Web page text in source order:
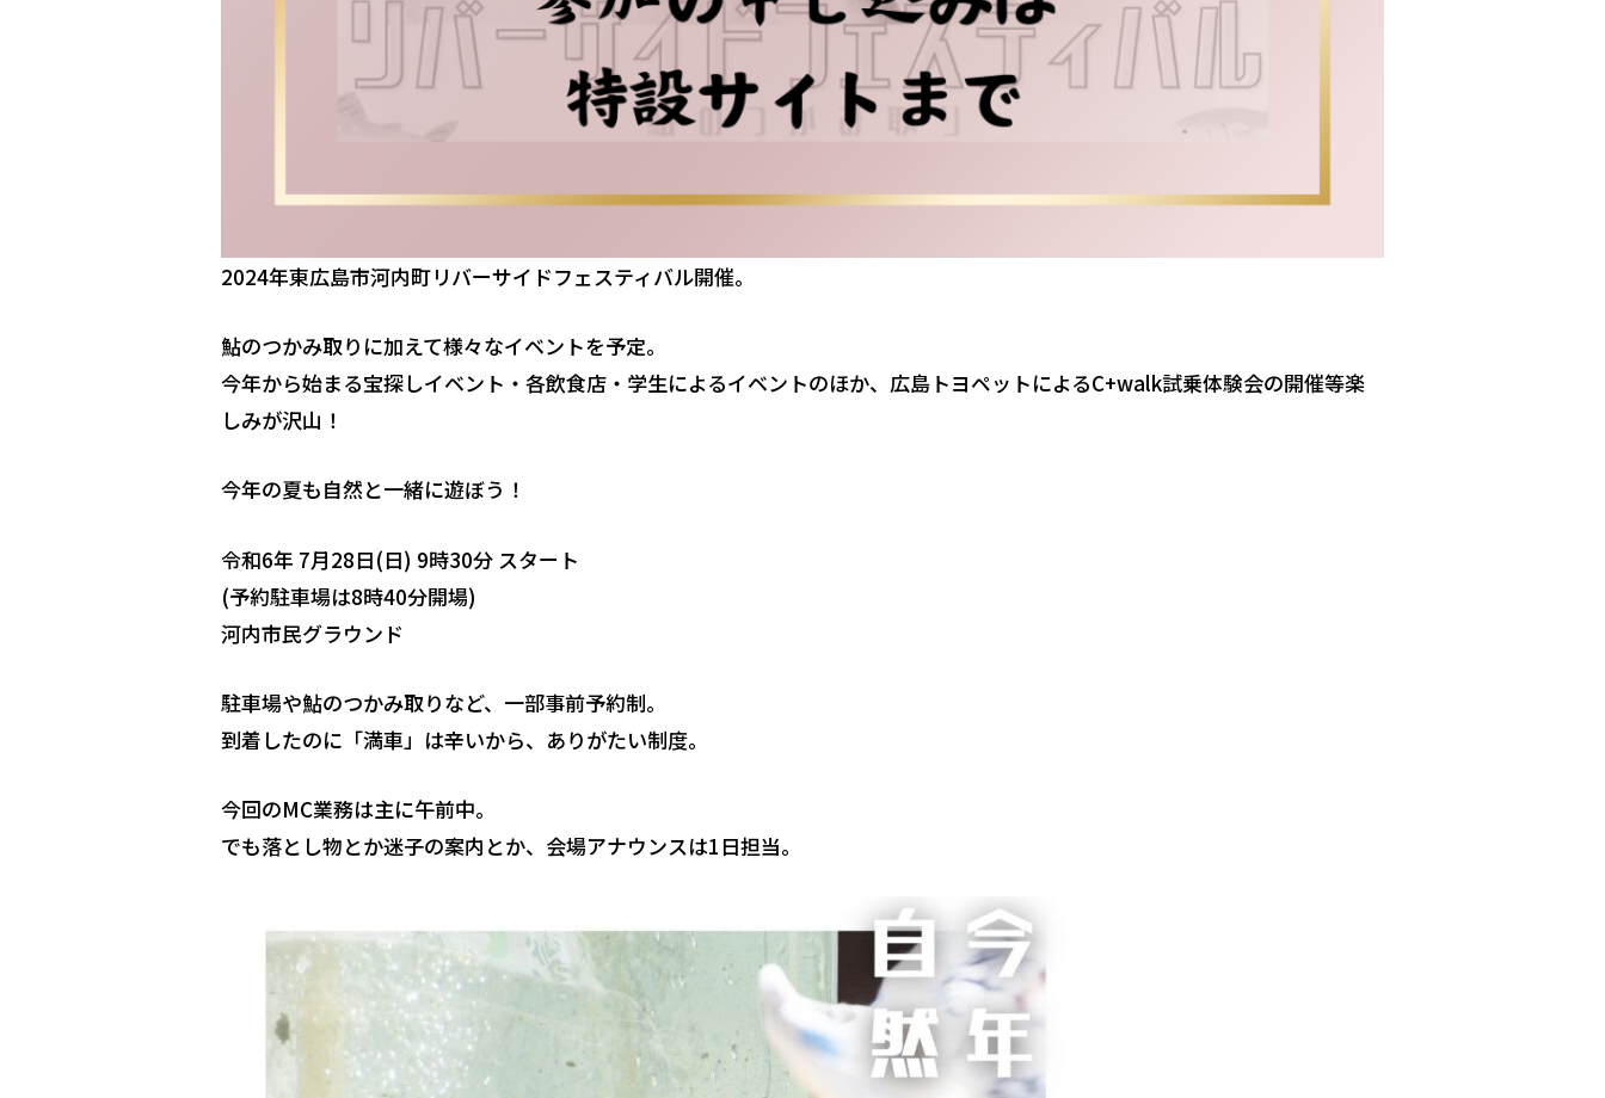
2024年東広島市河内町リバーサイドフェスティバル開催。
鮎のつかみ取りに加えて様々なイベントを予定。
今年から始まる宝探しイベント・各飲食店・学生によるイベントのほか、広島トヨペットによるC+walk試乗体験会の開催等楽
しみが沢山！
今年の夏も自然と一緒に遊ぼう！
令和6年 7月28日(日) 9時30分 スタート
(予約駐車場は8時40分開場)
河内市民グラウンド
駐車場や鮎のつかみ取りなど、一部事前予約制。
到着したのに「満車」は辛いから、ありがたい制度。
今回のMC業務は主に午前中。
でも落とし物とか迷子の案内とか、会場アナウンスは1日担当。